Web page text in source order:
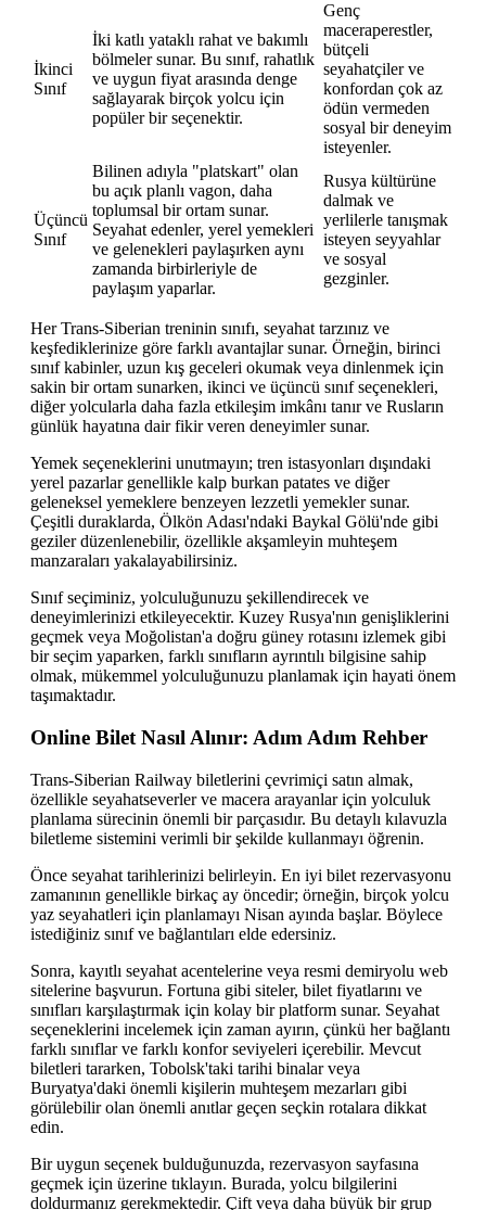
İkinci
Sınıf
İki katlı yataklı rahat ve bakımlı
bölmeler sunar. Bu sınıf, rahatlık
ve uygun fiyat arasında denge
sağlayarak birçok yolcu için
popüler bir seçenektir.
Genç
maceraperestler,
bütçeli
seyahatçiler ve
konfordan çok az
ödün vermeden
sosyal bir deneyim
isteyenler.
Üçüncü
Sınıf
Bilinen adıyla "platskart" olan
bu açık planlı vagon, daha
toplumsal bir ortam sunar.
Seyahat edenler, yerel yemekleri
ve gelenekleri paylaşırken aynı
zamanda birbirleriyle de
paylaşım yaparlar.
Rusya kültürüne
dalmak ve
yerlilerle tanışmak
isteyen seyyahlar
ve sosyal
gezginler.
Her Trans-Siberian treninin sınıfı, seyahat tarzınız ve
keşfediklerinize göre farklı avantajlar sunar. Örneğin, birinci
sınıf kabinler, uzun kış geceleri okumak veya dinlenmek için
sakin bir ortam sunarken, ikinci ve üçüncü sınıf seçenekleri,
diğer yolcularla daha fazla etkileşim imkânı tanır ve Rusların
günlük hayatına dair fikir veren deneyimler sunar.
Yemek seçeneklerini unutmayın; tren istasyonları dışındaki
yerel pazarlar genellikle kalp burkan patates ve diğer
geleneksel yemeklere benzeyen lezzetli yemekler sunar.
Çeşitli duraklarda, Ölkön Adası'ndaki Baykal Gölü'nde gibi
geziler düzenlenebilir, özellikle akşamleyin muhteşem
manzaraları yakalayabilirsiniz.
Sınıf seçiminiz, yolculuğunuzu şekillendirecek ve
deneyimlerinizi etkileyecektir. Kuzey Rusya'nın genişliklerini
geçmek veya Moğolistan'a doğru güney rotasını izlemek gibi
bir seçim yaparken, farklı sınıfların ayrıntılı bilgisine sahip
olmak, mükemmel yolculuğunuzu planlamak için hayati önem
taşımaktadır.
Online Bilet Nasıl Alınır: Adım Adım Rehber
Trans-Siberian Railway biletlerini çevrimiçi satın almak,
özellikle seyahatseverler ve macera arayanlar için yolculuk
planlama sürecinin önemli bir parçasıdır. Bu detaylı kılavuzla
biletleme sistemini verimli bir şekilde kullanmayı öğrenin.
Önce seyahat tarihlerinizi belirleyin. En iyi bilet rezervasyonu
zamanının genellikle birkaç ay öncedir; örneğin, birçok yolcu
yaz seyahatleri için planlamayı Nisan ayında başlar. Böylece
istediğiniz sınıf ve bağlantıları elde edersiniz.
Sonra, kayıtlı seyahat acentelerine veya resmi demiryolu web
sitelerine başvurun. Fortuna gibi siteler, bilet fiyatlarını ve
sınıfları karşılaştırmak için kolay bir platform sunar. Seyahat
seçeneklerini incelemek için zaman ayırın, çünkü her bağlantı
farklı sınıflar ve farklı konfor seviyeleri içerebilir. Mevcut
biletleri tararken, Tobolsk'taki tarihi binalar veya
Buryatya'daki önemli kişilerin muhteşem mezarları gibi
görülebilir olan önemli anıtlar geçen seçkin rotalara dikkat
edin.
Bir uygun seçenek bulduğunuzda, rezervasyon sayfasına
geçmek için üzerine tıklayın. Burada, yolcu bilgilerini
doldurmanız gerekmektedir. Çift veya daha büyük bir grup